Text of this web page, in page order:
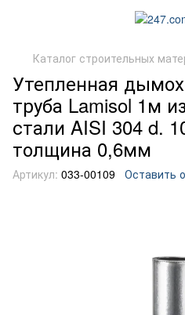
Каталог строительных
Утепленная
труба Lamisol 1м
стали AISI 304 d.
толщина 0,6мм
Артикул: 033-00109 Оставить